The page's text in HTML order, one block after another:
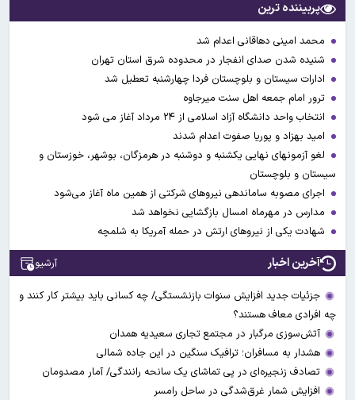
پربیننده ترین
محمد امینی دهاقانی اعدام شد
شنیده شدن صدای انفجار در محدوده شرق استان تهران
ادارات سیستان و بلوچستان فردا چهارشنبه تعطیل شد
ترور امام جمعه اهل سنت میرجاوه
انتخاب واحد دانشگاه آزاد اسلامی از ۲۴ مرداد آغاز می شود
امید بهزاد و پوریا صفوت اعدام شدند
لغو آزمونهای نهایی یکشنبه و دوشنبه در هرمزگان، بوشهر، خوزستان و
سیستان و بلوچستان
اجرای مصوبه ساماندهی نیرو‌های شرکتی از همین ماه آغاز می‌شود
مدارس در مهرماه امسال بازگشایی نخواهد شد
شهادت یکی از نیروهای ارتش در حمله آمریکا به شلمچه
آخرین اخبار آرشیو
جزئیات جدید افزایش سنوات بازنشستگی/ چه کسانی باید بیشتر کار کنند و
چه افرادی معاف هستند؟
آتش‌سوزی مرگبار در مجتمع تجاری سعیدیه همدان
هشدار به مسافران؛ ترافیک سنگین در این جاده شمالی
تصادف زنجیره‌ای در پی تماشای یک سانحه رانندگی/ آمار مصدومان
افزایش شمار غرق‌شدگی در ساحل رامسر